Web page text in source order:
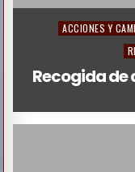
Posted
ACCIONES Y
Recogida de